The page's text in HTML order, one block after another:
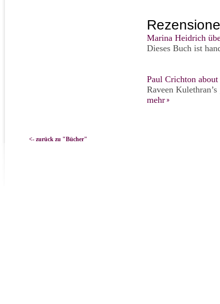
Marina Heidrich
Dieses Buch ist
Paul Crichton
Raveen
mehr
<- zurück zu "Bücher"